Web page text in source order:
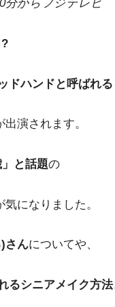
分からフジテレビ
ドハンドと呼ばれる
出演されます。
」と話題の
になりました。
さんについてや、
るシニアメイク方法